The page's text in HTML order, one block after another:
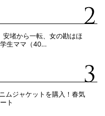
安堵から一転、女の勘はほ
生ママ（40…
ムジャケットを購入！春気
ト